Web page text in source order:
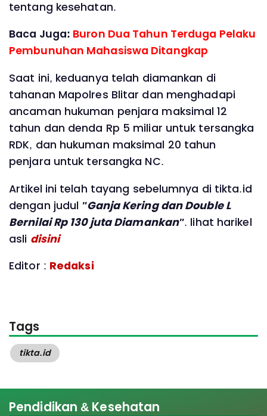
tentang kesehatan.
Baca Juga: Buron Dua Tahun Terduga Pelaku
Pembunuhan Mahasiswa Ditangkap
Saat ini, keduanya telah diamankan di
tahanan Mapolres Blitar dan menghadapi
ancaman hukuman penjara maksimal 12
tahun dan denda Rp 5 miliar untuk tersangka
RDK, dan hukuman maksimal 20 tahun
penjara untuk tersangka NC.
Artikel ini telah tayang sebelumnya di tikta.id
dengan judul "Ganja Kering dan Double L
Bernilai Rp 130 juta Diamankan". lihat harikel
asli disini
Editor : Redaksi
Tags
tikta.id
Pendidikan & Kesehatan